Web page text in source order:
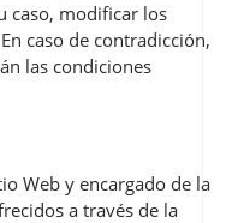
caso, modificar los
caso de contradicción,
las condiciones
Web y encargado de la
a través de la